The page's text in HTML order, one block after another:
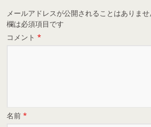
メールアドレスが公開されることはありませ
欄は必須項目です
コメント*
名前*